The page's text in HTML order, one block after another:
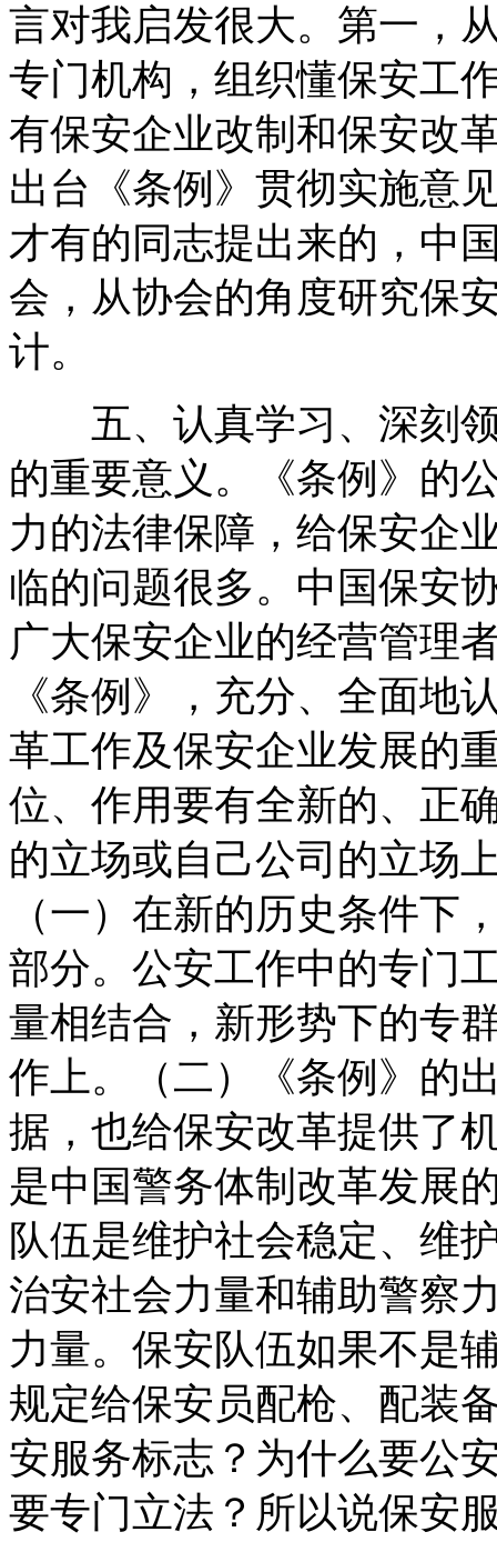
言对我启发很大。第一，
专门机构，组织懂保安工
有保安企业改制和保安改
出台《条例》贯彻实施意
才有的同志提出来的，中
会，从协会的角度研究保
计。
五、认真学习、深刻领
的重要意义。《条例》的
力的法律保障，给保安企
临的问题很多。中国保安
广大保安企业的经营管理
《条例》，充分、全面地
革工作及保安企业发展的
位、作用要有全新的、正
的立场或自己公司的立场
（一）在新的历史条件下
部分。公安工作中的专门
量相结合，新形势下的专
作上。（二）《条例》的
据，也给保安改革提供了
是中国警务体制改革发展
队伍是维护社会稳定、维
治安社会力量和辅助警察
力量。保安队伍如果不是
规定给保安员配枪、配装
安服务标志？为什么要公
要专门立法？所以说保安